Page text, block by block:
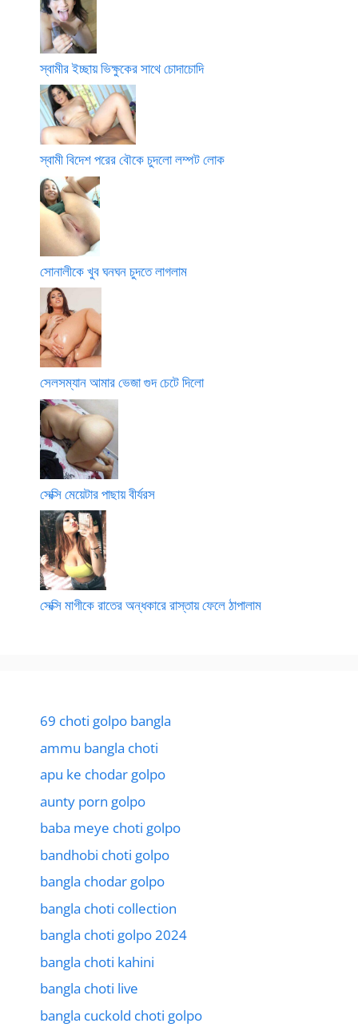
স্বামীর ইচ্ছায় ভিক্ষুকের সাথে চোদাচোদি
স্বামী বিদেশ পরের বৌকে চুদলো লম্পট লোক
সোনালীকে খুব ঘনঘন চুদতে লাগলাম
সেলসম্যান আমার ভেজা গুদ চেটে দিলো
সেক্সি মেয়েটার পাছায় বীর্যরস
সেক্সি মাগীকে রাতের অন্ধকারে রাস্তায় ফেলে ঠাপালাম
69 choti golpo bangla
ammu bangla choti
apu ke chodar golpo
aunty porn golpo
baba meye choti golpo
bandhobi choti golpo
bangla chodar golpo
bangla choti collection
bangla choti golpo 2024
bangla choti kahini
bangla choti live
bangla cuckold choti golpo